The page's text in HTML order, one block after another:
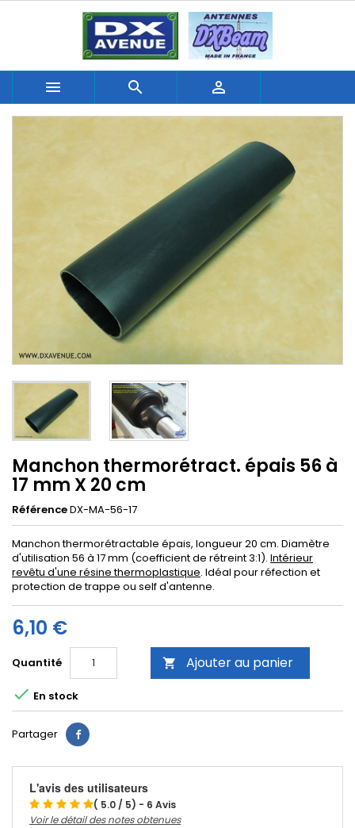
  
Manchon thermorétract. épais 56 à
17 mm X 20 cm
RéférenceDX-MA-56-17
Manchon thermorétractable épais, longueur 20 cm. Diamètre
d'utilisation 56 à 17 mm (coefficient de rétreint 3:1). Intérieur
revêtu d'une résine thermoplastique. Idéal pour réfection et
protection de trappe ou self d'antenne.
6,10 €
Quantité  Ajouter au panier
 En stock
Partager
L'avis des utilisateurs
( 5.0 / 5) - 6 Avis
Voir le détail des notes obtenues